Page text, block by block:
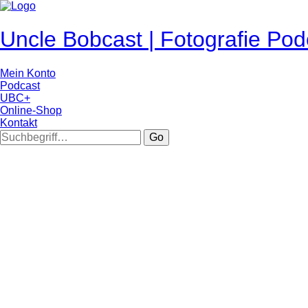
Uncle Bobcast | Fotografie
Mein Konto
Podcast
UBC+
Online-Shop
Kontakt
Go